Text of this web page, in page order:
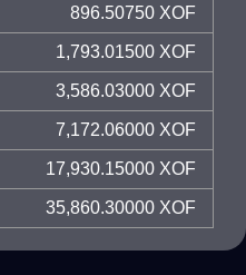
896.50750 XOF
1,793.01500 XOF
3,586.03000 XOF
7,172.06000 XOF
17,930.15000 XOF
35,860.30000 XOF